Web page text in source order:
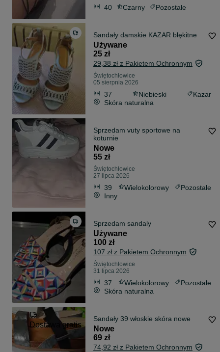
40 Czarny Pozostałe
Sandały damskie KAZAR błękitne
Używane
25 zł
29,38 zł z Pakietem Ochronnym
Świętochłowice
05 sierpnia 2026
37 Niebieski
Kazar
Skóra naturalna
Sprzedam vuty sportowe na
koturnie
Nowe
55 zł
Świętochłowice
27 lipca 2026
39 Wielokolorowy
Pozostałe
Inny
Sprzedam sandaly
Używane
100 zł
107 zł z Pakietem Ochronnym
Świętochłowice
31 lipca 2026
37 Wielokolorowy
Pozostałe
Skóra naturalna
Dostawa gratis
Sandały 39 włoskie skóra nowe
Nowe
69 zł
74,92 zł z Pakietem Ochronnym